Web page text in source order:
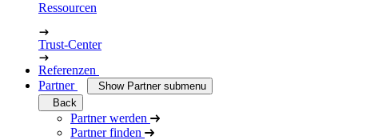
Ressourcen
Trust-Center
Referenzen
Partner
Show Partner submenu
Back
Partner werden
Partner finden